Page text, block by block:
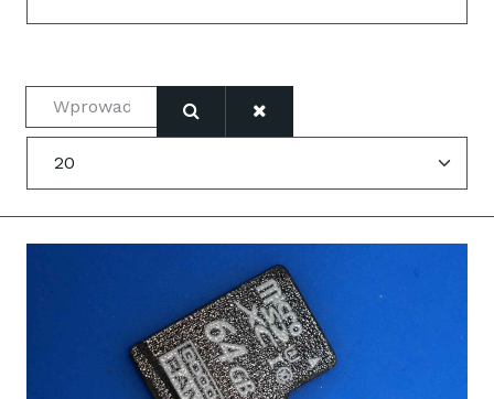
Wprowadź fragment tytułu